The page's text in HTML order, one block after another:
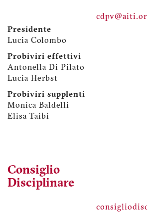
Presidente
Lucia Colombo
Probiviri effettivi
Antonella Di Pilato
Lucia Herbst
Probiviri supplenti
Monica Baldelli
Elisa Taibi
Consiglio
Disciplinare